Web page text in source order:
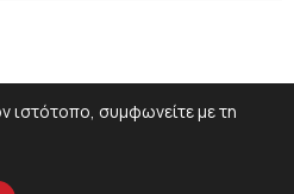
ιστότοπο, συμφωνείτε με τη